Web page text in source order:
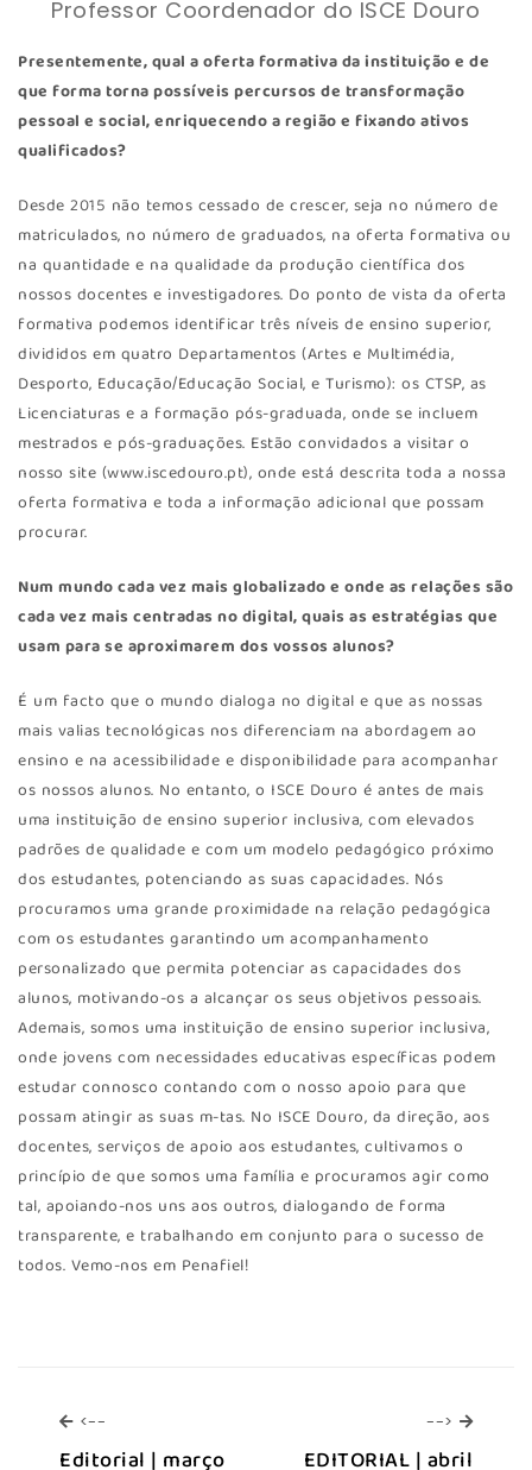
Professor Coordenador do ISCE Douro
Presentemente, qual a oferta formativa da instituição e de
que forma torna possíveis percursos de transformação
pessoal e social, enriquecendo a região e fixando ativos
qualificados?
Desde 2015 não temos cessado de crescer, seja no número de
matriculados, no número de graduados, na oferta formativa ou
na quantidade e na qualidade da produção científica dos
nossos docentes e investigadores. Do ponto de vista da oferta
formativa podemos identificar três níveis de ensino superior,
divididos em quatro Departamentos (Artes e Multimédia,
Desporto, Educação/Educação Social, e Turismo): os CTSP, as
Licenciaturas e a formação pós-graduada, onde se incluem
mestrados e pós-graduações. Estão convidados a visitar o
nosso site (www.iscedouro.pt), onde está descrita toda a nossa
oferta formativa e toda a informação adicional que possam
procurar.
Num mundo cada vez mais globalizado e onde as relações são
cada vez mais centradas no digital, quais as estratégias que
usam para se aproximarem dos vossos alunos?
É um facto que o mundo dialoga no digital e que as nossas
mais valias tecnológicas nos diferenciam na abordagem ao
ensino e na acessibilidade e disponibilidade para acompanhar
os nossos alunos. No entanto, o ISCE Douro é antes de mais
uma instituição de ensino superior inclusiva, com elevados
padrões de qualidade e com um modelo pedagógico próximo
dos estudantes, potenciando as suas capacidades. Nós
procuramos uma grande proximidade na relação pedagógica
com os estudantes garantindo um acompanhamento
personalizado que permita potenciar as capacidades dos
alunos, motivando-os a alcançar os seus objetivos pessoais.
Ademais, somos uma instituição de ensino superior inclusiva,
onde jovens com necessidades educativas específicas podem
estudar connosco contando com o nosso apoio para que
possam atingir as suas m-tas. No ISCE Douro, da direção, aos
docentes, serviços de apoio aos estudantes, cultivamos o
princípio de que somos uma família e procuramos agir como
tal, apoiando-nos uns aos outros, dialogando de forma
transparente, e trabalhando em conjunto para o sucesso de
todos. Vemo-nos em Penafiel!
<--
Editorial | março
--> -->
EDITORIAL | abril